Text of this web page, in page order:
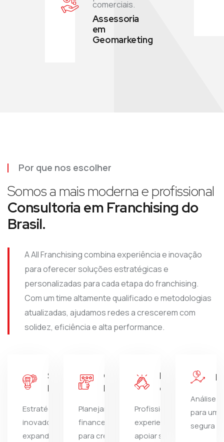
comerciais.
Assessoria
em
Geomarketing
Por que nos escolher
Somos a mais moderna e profissional
Consultoria em Franchising do
Brasil.
A All Franchising combina experiência e inovação
para oferecer soluções estratégicas e
personalizadas para cada etapa do franchising.
Com um time altamente qualificado e metodologias
atualizadas, ajudamos redes a crescerem com
solidez, eficiência e alta performance.
Soluções
Modernas
Estratégias
inovadoras para
expandir e
Orientação
Financeira
Planejamento
financeiro eficiente
para crescimento
Equipe
especializada
Profissionais
experientes para
apoiar sua rede em
Análise
para
segura e